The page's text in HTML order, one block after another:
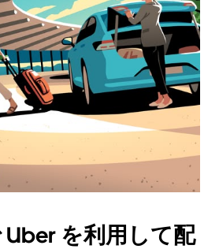
を利用して配